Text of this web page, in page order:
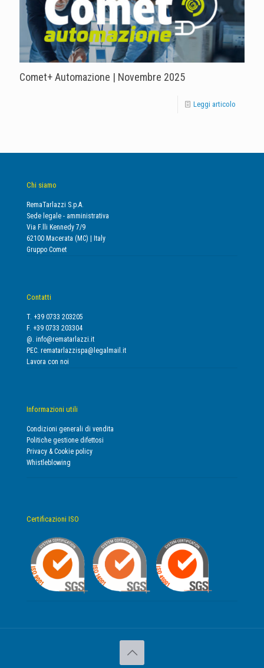
Comet+ Automazione | Novembre 2025
Leggi articolo
Chi siamo
RemaTarlazzi S.p.A.
Sede legale - amministrativa
Via F.lli Kennedy 7/9
62100 Macerata (MC) | Italy
Gruppo Comet
Contatti
T. +39 0733 203205
F. +39 0733 203304
@. info@rematarlazzi.it
PEC. rematarlazzispa@legalmail.it
Lavora con noi
Informazioni utili
Condizioni generali di vendita
Politiche gestione difettosi
Privacy & Cookie policy
Whistleblowing
Certificazioni ISO